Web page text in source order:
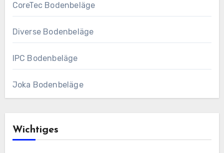
CoreTec Bodenbeläge
Diverse Bodenbeläge
IPC Bodenbeläge
Joka Bodenbeläge
Wichtiges